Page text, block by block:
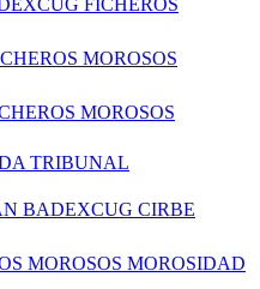
MOROSOS
MOROSOS
TRIBUNAL
BADEXCUG CIRBE
MOROSOS MOROSIDAD